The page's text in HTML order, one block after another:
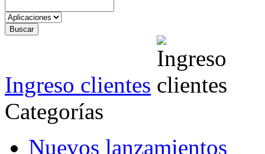
Ingreso clientes
Categorías
Nuevos lanzamientos